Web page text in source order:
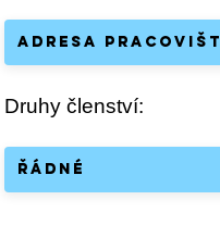
Druhy členství: